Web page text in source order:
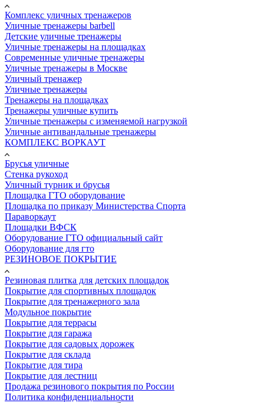
Комплекс уличных тренажеров
Уличные тренажеры barbell
Детские уличные тренажеры
Уличные тренажеры на площадках
Современные уличные тренажеры
Уличные тренажеры в Москве
Уличный тренажер
Уличные тренажеры
Тренажеры на площадках
Тренажеры уличные купить
Уличные тренажеры с изменяемой нагрузкой
Уличные антивандальные тренажеры
КОМПЛЕКС ВОРКАУТ
Брусья уличные
Стенка рукоход
Уличный турник и брусья
Площадка ГТО оборудование
Площадка по приказу Министерства Спорта
Параворкаут
Площадки ВФСК
Оборудование ГТО официальный сайт
Оборудование для гто
РЕЗИНОВОЕ ПОКРЫТИЕ
Резиновая плитка для детских площадок
Покрытие для спортивных площадок
Покрытие для тренажерного зала
Модульное покрытие
Покрытие для террасы
Покрытие для гаража
Покрытие для садовых дорожек
Покрытие для склада
Покрытие для тира
Покрытие для лестниц
Продажа резинового покрытия по России
Политика конфиденциальности